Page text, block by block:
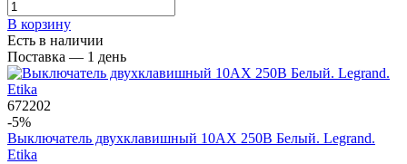
В корзинy
Есть в наличии
Поставка — 1 день
672202
-5%
Выключатель двухклавишный 10AX 250В Белый. Legrand.
Etika